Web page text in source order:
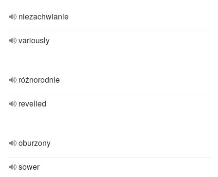
niezachwianie
variously
różnorodnie
revelled
oburzony
sower